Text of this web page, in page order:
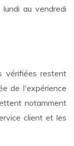
au vendredi
vérifiées restent
de l'expérience
notamment
client et les